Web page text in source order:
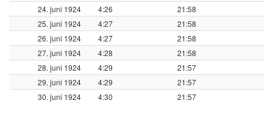
24. juni 1924
4:26
21:58
25. juni 1924
4:27
21:58
26. juni 1924
4:27
21:58
27. juni 1924
4:28
21:58
28. juni 1924
4:29
21:57
29. juni 1924
4:29
21:57
30. juni 1924
4:30 21:57